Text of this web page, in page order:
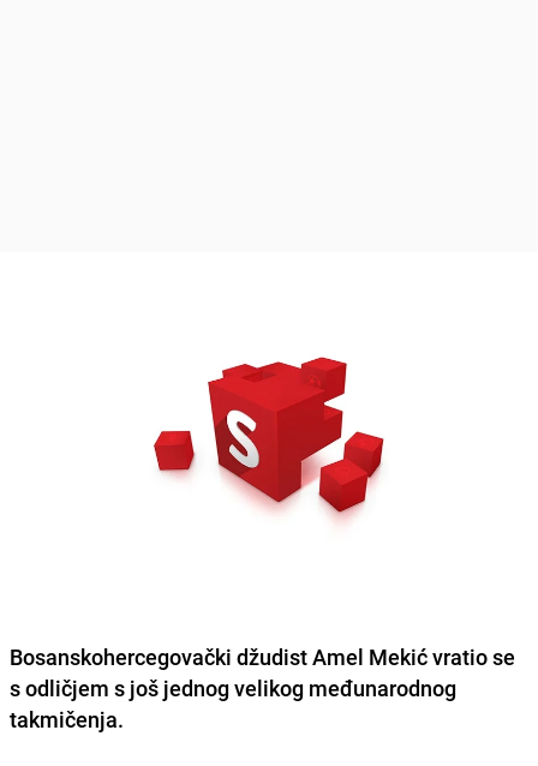
Bosanskohercegovački džudist Amel Mekić vratio se
s odličjem s još jednog velikog međunarodnog
takmičenja.